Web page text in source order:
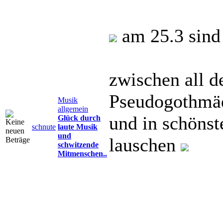
schnute
Musik
allgemein
Glück durch
laute Musik
und
schwitzende
Mitmenschen..
am 25.3
zwischen all
und in
lauschen